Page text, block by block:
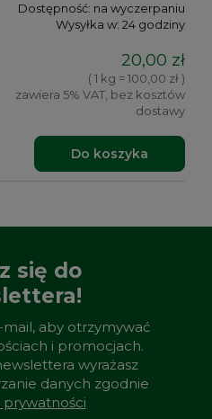
Dostępność: na wyczerpaniu
Wysyłka w: 24 godziny
20,00 zł
( 1 kg = 100,00 zł )
zawiera 5% VAT, bez kosztów
dostawy
Do koszyka
się do
mail, aby otrzymywać
i promocjach.
wyrażasz
danych zgodnie